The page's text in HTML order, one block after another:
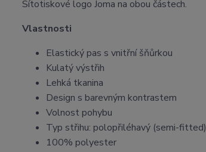
Sítotiskové logo Joma na obou částech.
Vlastnosti
Elastický pas s vnitřní šňůrkou
Kulatý výstřih
Lehká tkanina
Design s barevným kontrastem
Volnost pohybu
Typ střihu: polopřiléhavý (semi-fitted)
100% polyester